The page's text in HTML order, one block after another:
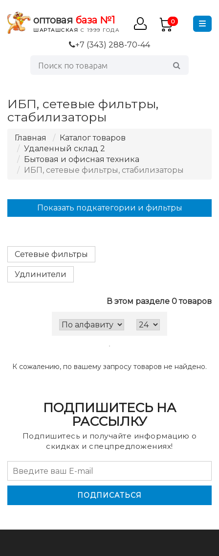
оптовая база №1
ШАРТАШСКАЯ С 1999 ГОДА
0
+7 (343) 288-70-44
ИБП, сетевые фильтры,
стабилизаторы
Главная
Каталог товаров
Удаленный склад 2
Бытовая и офисная техника
ИБП, сетевые фильтры, стабилизаторы
Сетевые фильтры
Удлинители
В этом разделе 0 товаров
К сожалению, по вашему запросу товаров не найдено.
Показать подкатегории и фильтры
ПОДПИШИТЕСЬ НА
РАССЫЛКУ
Подпишитесь и получайте информацию о
скидках и спецпредложениях!